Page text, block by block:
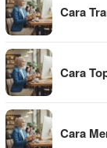
Cara
Cara
Cara